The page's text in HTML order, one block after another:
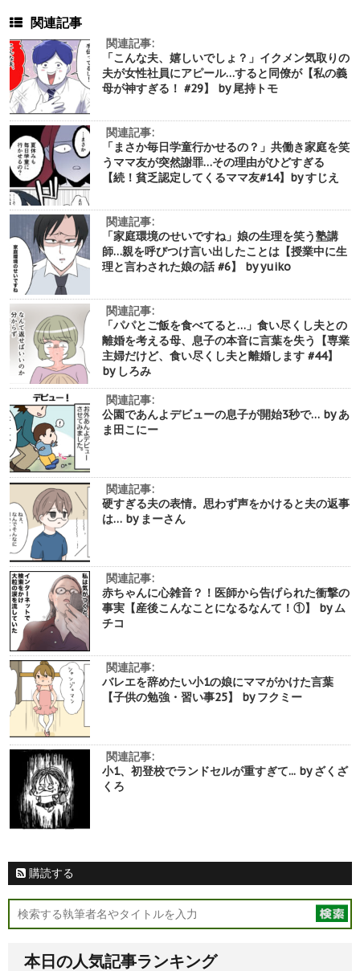
関連記事
関連記事:
「こんな夫、嬉しいでしょ？」イクメン気取りの
夫が女性社員にアピール…すると同僚が【私の義
母が神すぎる！ #29】 by 尾持トモ
関連記事:
「まさか毎日学童行かせるの？」共働き家庭を笑
うママ友が突然謝罪…その理由がひどすぎる
【続！貧乏認定してくるママ友#14】by すじえ
関連記事:
「家庭環境のせいですね」娘の生理を笑う塾講
師…親を呼びつけ言い出したことは【授業中に生
理と言わされた娘の話 #6】 by yuiko
関連記事:
「パパとご飯を食べてると…」食い尽くし夫との
離婚を考える母、息子の本音に言葉を失う【専業
主婦だけど、食い尽くし夫と離婚します #44】
by しろみ
関連記事:
公園であんよデビューの息子が開始3秒で… by あ
ま田こにー
関連記事:
硬すぎる夫の表情。思わず声をかけると夫の返事
は… by まーさん
関連記事:
赤ちゃんに心雑音？！医師から告げられた衝撃の
事実【産後こんなことになるなんて！①】 by ム
チコ
関連記事:
バレエを辞めたい小1の娘にママがかけた言葉
【子供の勉強・習い事25】 by フクミー
関連記事:
小1、初登校でランドセルが重すぎて... by ざくざ
くろ
購読する
本日の人気記事ランキング